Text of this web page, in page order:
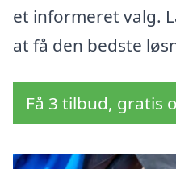
et informeret valg.
at få den bedste
Få 3 tilbud, gratis